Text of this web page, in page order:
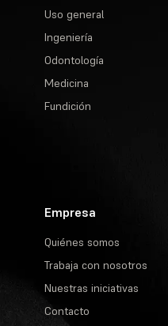
Uso general
Ingeniería
Odontología
Medicina
Fundición
Empresa
Quiénes somos
Trabaja con nosotros
Nuestras iniciativas
Contacto